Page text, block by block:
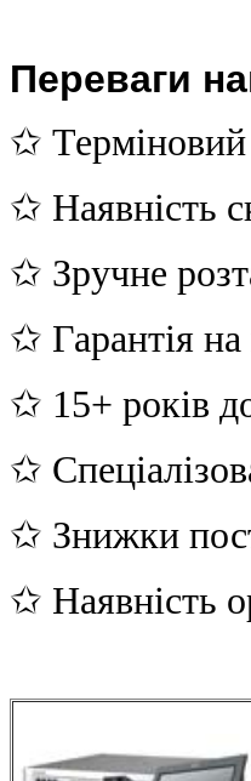
Переваги
✩
✩ Наявність
✩ Зручне
✩ Гарантія
✩ 15+ років
✩
✩ Знижки
✩ Наявність